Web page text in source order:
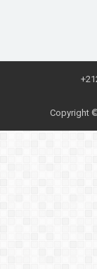
Copyright